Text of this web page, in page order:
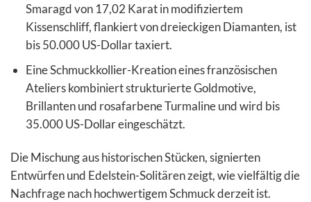
Smaragd von 17,02 Karat in modifiziertem
Kissenschliff, flankiert von dreieckigen Diamanten, ist
bis 50.000 US-Dollar taxiert.
Eine Schmuckkollier-Kreation eines französischen
Ateliers kombiniert strukturierte Goldmotive,
Brillanten und rosafarbene Turmaline und wird bis
35.000 US-Dollar eingeschätzt.
Die Mischung aus historischen Stücken, signierten
Entwürfen und Edelstein-Solitären zeigt, wie vielfältig die
Nachfrage nach hochwertigem Schmuck derzeit ist.